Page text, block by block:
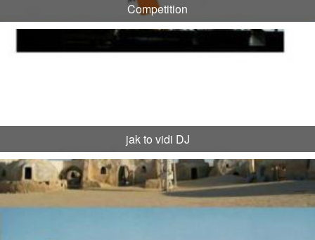
Competition
jak to vidi DJ